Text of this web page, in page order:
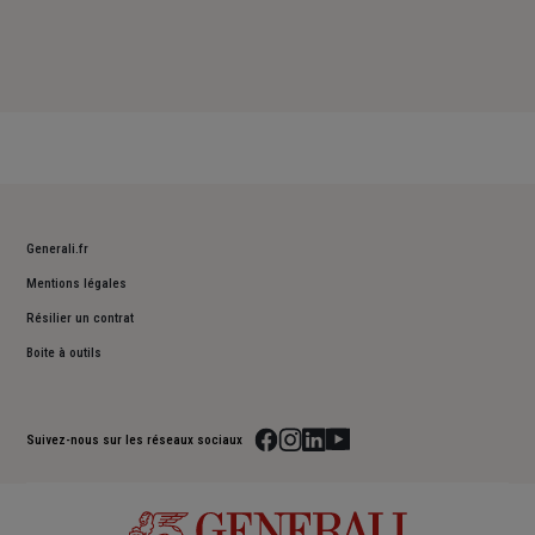
Generali.fr
Mentions légales
Résilier un contrat
Boite à outils
Suivez-nous sur les réseaux sociaux